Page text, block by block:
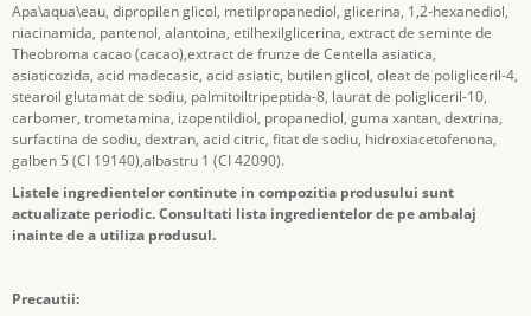
Apa\aqua\eau, dipropilen glicol, metilpropanediol, glicerina, 1,2-hexanediol,
niacinamida, pantenol, alantoina, etilhexilglicerina, extract de seminte de
Theobroma cacao (cacao),extract de frunze de Centella asiatica,
asiaticozida, acid madecasic, acid asiatic, butilen glicol, oleat de poligliceril-4,
stearoil glutamat de sodiu, palmitoiltripeptida-8, laurat de poligliceril-10,
carbomer, trometamina, izopentildiol, propanediol, guma xantan, dextrina,
surfactina de sodiu, dextran, acid citric, fitat de sodiu, hidroxiacetofenona,
galben 5 (CI 19140),albastru 1 (CI 42090).
Listele ingredientelor continute in compozitia produsului sunt
actualizate periodic. Consultati lista ingredientelor de pe ambalaj
inainte de a utiliza produsul.
Precautii: